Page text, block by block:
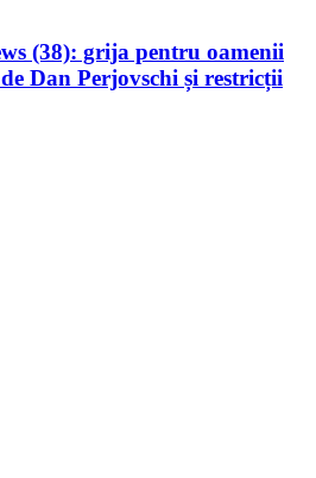
(38): grija pentru oamenii
Dan Perjovschi și restricții